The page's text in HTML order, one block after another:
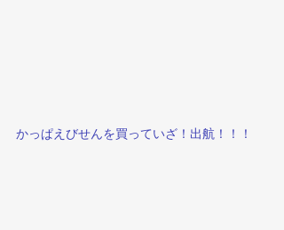
かっぱえびせんを買っていざ！出航！！！